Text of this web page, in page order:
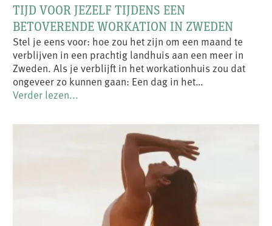
TIJD VOOR JEZELF TIJDENS EEN
BETOVERENDE WORKATION IN ZWEDEN
Stel je eens voor: hoe zou het zijn om een maand te
verblijven in een prachtig landhuis aan een meer in
Zweden. Als je verblijft in het workationhuis zou dat
ongeveer zo kunnen gaan: Een dag in het…
Verder lezen...